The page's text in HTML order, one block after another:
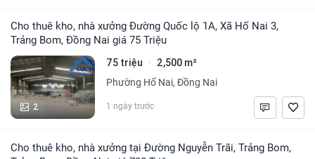
Cho thuê kho, nhà xưởng Đường Quốc lộ 1A, Xã Hố Nai 3,
Trảng Bom, Đồng Nai giá 75 Triệu
2
75 triệu · 2,500 m²
Phường Hố Nai, Đồng Nai
1 ngày trước
Cho thuê kho, nhà xưởng tại Đường Nguyễn Trãi, Trảng Bom,